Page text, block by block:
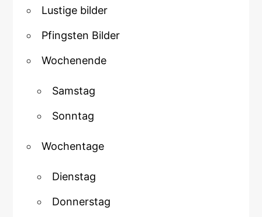
Lustige bilder
Pfingsten Bilder
Wochenende
Samstag
Sonntag
Wochentage
Dienstag
Donnerstag